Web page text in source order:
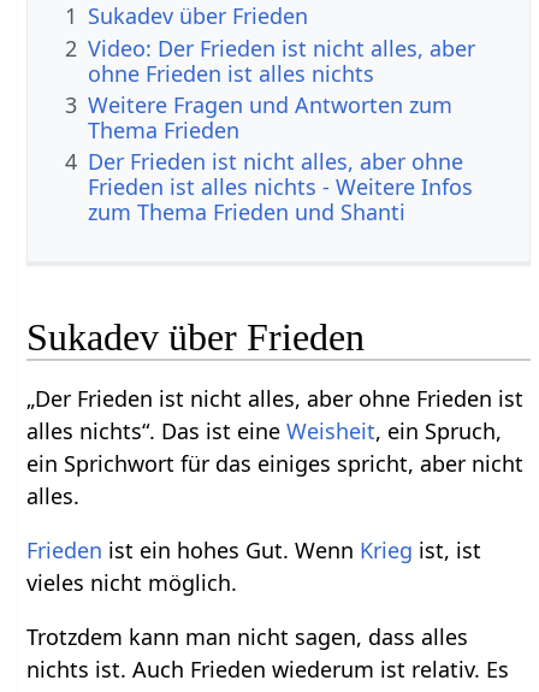
1 Sukadev über Frieden
2 Video: Der Frieden ist nicht alles, aber
ohne Frieden ist alles nichts
3 Weitere Fragen und Antworten zum
Thema Frieden
4 Der Frieden ist nicht alles, aber ohne
Frieden ist alles nichts - Weitere Infos
zum Thema Frieden und Shanti
Sukadev über Frieden
„Der Frieden ist nicht alles, aber ohne Frieden ist
alles nichts“. Das ist eineWeisheit, ein Spruch,
ein Sprichwort für das einiges spricht, aber nicht
alles.
Frieden ist ein hohes Gut. Wenn Krieg ist, ist
vieles nicht möglich.
Trotzdem kann man nicht sagen, dass alles
nichts ist. Auch Frieden wiederum ist relativ. Es